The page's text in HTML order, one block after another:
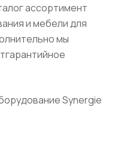
ассортимент
и мебели для
мы
Synergie